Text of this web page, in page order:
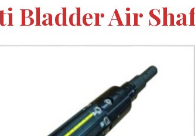
Bladder Air